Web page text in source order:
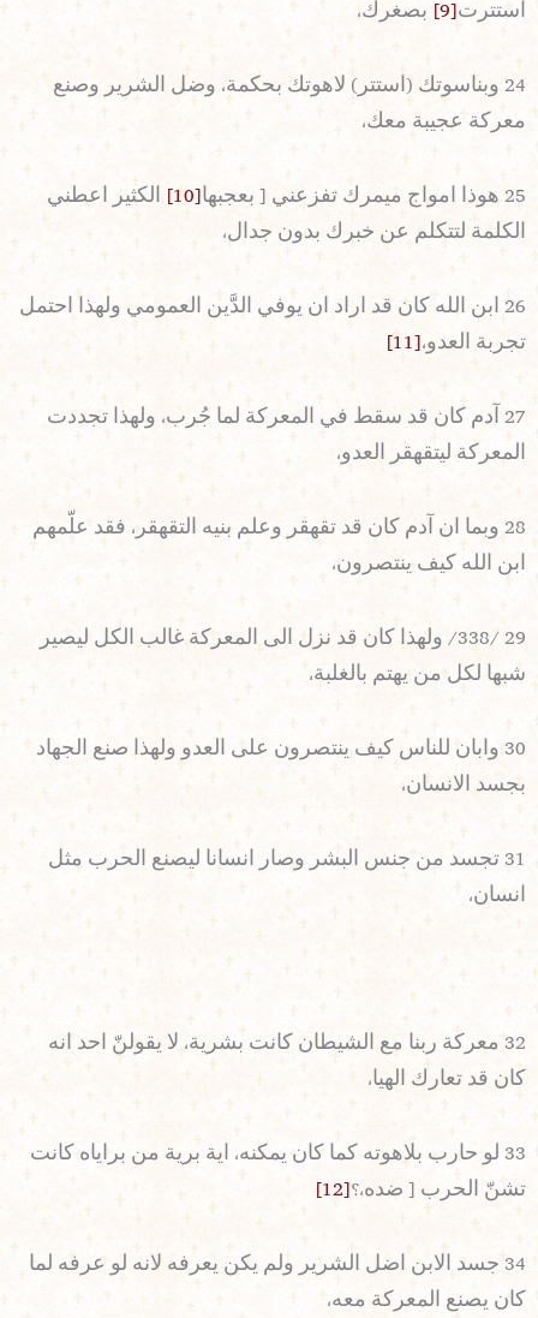
استترت [9] بصغرك،
24 وبناسوتك (استتر) لاهوتك بحكمة، وضل الشرير وصنع
معركة عجيبة معك،
25 هوذا امواج ميمرك تفزعني [ بعجبها [10]
الكثير اعطني
الكلمة لتتكلم عن خبرك بدون جدال،
26 ابن الله كان قد اراد ان يوفي الدَّين العمومي ولهذا احتمل
تجربة العدو، [11]
27 آدم كان قد سقط في المعركة لما جُرب، ولهذا تجددت
المعركة ليتقهقر العدو،
28 وبما ان آدم كان قد تقهقر وعلم بنيه التقهقر، فقد علّمهم
ابن الله كيف ينتصرون،
29 /338/ ولهذا كان قد نزل الى المعركة غالب الكل ليصير
شبها لكل من يهتم بالغلبة،
30 وابان للناس كيف ينتصرون على العدو ولهذا صنع الجهاد
بجسد الانسان،
31 تجسد من جنس البشر وصار انسانا ليصنع الحرب مثل
انسان،
32 معركة ربنا مع الشيطان كانت بشرية، لا يقولنّ احد انه
كان قد تعارك الهيا،
33 لو حارب بلاهوته كما كان يمكنه، اية برية من براياه كانت
تشنّ الحرب [ ضده،؟[12]
34 جسد الابن اضل الشرير ولم يكن يعرفه لانه لو عرفه لما
كان يصنع المعركة معه،